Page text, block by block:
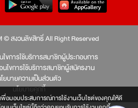
อมอบประสบการณ์การใช้งานเว็บไซต์ของคุณให้ดี
© สงวนลิขสิทธิ์ All Right Reserved
ไขการใช้บริการสมาชิกผู้ประกอบการ
นไขการใช้บริการสมาชิกผู้สมัครงาน
ยบายความเป็นส่วนตัว
นโยบายคุกกี้